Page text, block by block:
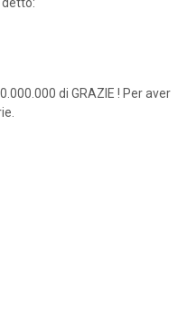
di GRAZIE ! Per aver